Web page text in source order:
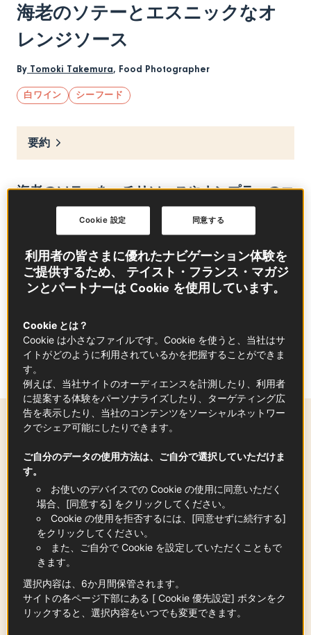
海老のソテーとエスニックなオ
レンジソース
By Tomoki Takemura, Food Photographer
白ワイン シーフード
要約
海老のソテーを、チリソースやナンプラーのエ
スニックなソースに合わせて。パクチーやネギ
をトッピングすると、 ヴィオニエ品種の白ワイ
ンによく合います。
チリソース、粉唐辛子など少し辛めの味付けで
すが、オレンジ果汁やビネガーの酸味でバラン
パクチーはたっぷりかけるとより美味ですが、
苦手な方は省いたり、大葉など別な香味野菜で
代用してもOK！
材料for - +
海老
8匹
塩 適量
利用者の皆さまに優れたナビゲーション体験を
ご提供するため、 テイスト・フランス・マガジ
ンとパートナーは Cookie を使用しています。
Cookie とは？
Cookie は小さなファイルです。Cookie を使うと、当社はサ
イトがどのように利用されているかを把握することができま
す。
例えば、当社サイトのオーディエンスを計測したり、利用者
に提案する体験をパーソナライズしたり、ターゲティング広
告を表示したり、当社のコンテンツをソーシャルネットワー
クでシェア可能にしたりできます。
ご自分のデータの使用方法は、ご自分で選択していただけま
す。
お使いのデバイスでの Cookie の使用に同意いただく
場合、[同意する] をクリックしてください。
Cookie の使用を拒否するには、[同意せずに続行する]
をクリックしてください。
また、ご自分で Cookie を設定していただくこともで
きます。
選択内容は、6か月間保管されます。
サイトの各ページ下部にある [ Cookie 優先設定] ボタンをク
リックすると、選択内容をいつでも変更できます。
同意する
Cookie 設定